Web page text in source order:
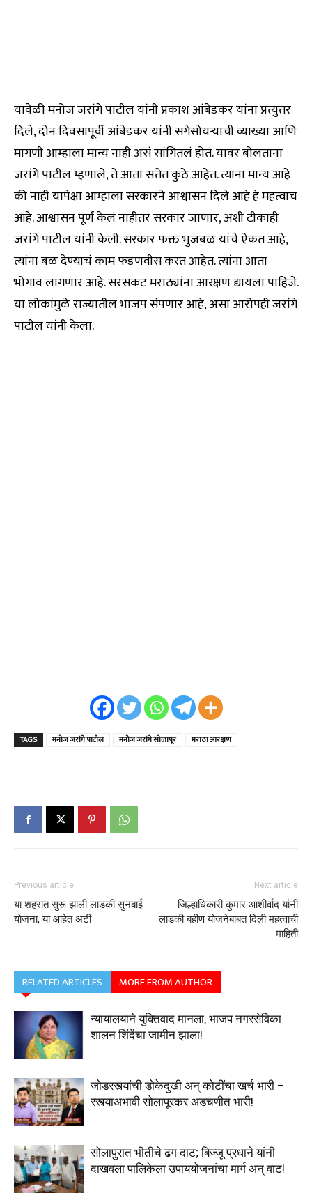
यावेळी मनोज जरांगे पाटील यांनी प्रकाश आंबेडकर यांना प्रत्युत्तर
दिले, दोन दिवसापूर्वी आंबेडकर यांनी सगेसोयऱ्याची व्याख्या आणि
मागणी आम्हाला मान्य नाही असं सांगितलं होतं. यावर बोलताना
जरांगे पाटील म्हणाले, ते आता सत्तेत कुठे आहेत. त्यांना मान्य आहे
की नाही यापेक्षा आम्हाला सरकारने आश्वासन दिले आहे हे महत्वाच
आहे. आश्वासन पूर्ण केलं नाहीतर सरकार जाणार, अशी टीकाही
जरांगे पाटील यांनी केली. सरकार फक्त भुजबळ यांचे ऐकत आहे,
त्यांना बळ देण्याचं काम फडणवीस करत आहेत. त्यांना आता
भोगाव लागणार आहे. सरसकट मराठ्यांना आरक्षण द्यायला पाहिजे.
या लोकांमुळे राज्यातील भाजप संपणार आहे, असा आरोपही जरांगे
पाटील यांनी केला.
TAGS मनोज जरांगे पाटील मनोज जरांगे सोलापूर मराठा आरक्षण
Previous article
या शहरात सुरू झाली लाडकी सुनबाई
योजना, या आहेत अटी
Next article
जिल्हाधिकारी कुमार आशीर्वाद यांनी
लाडकी बहीण योजनेबाबत दिली महत्वाची
माहिती
RELATED ARTICLES MORE FROM AUTHOR
न्यायालयाने युक्तिवाद मानला, भाजप नगरसेविका
शालन शिंदेंचा जामीन झाला!
जोडरस्त्यांची डोकेदुखी अन् कोटींचा खर्च भारी –
रस्त्याअभावी सोलापूरकर अडचणीत भारी!
सोलापुरात भीतीचे ढग दाट; बिज्जू प्रधाने यांनी
दाखवला पालिकेला उपाययोजनांचा मार्ग अन् वाट!